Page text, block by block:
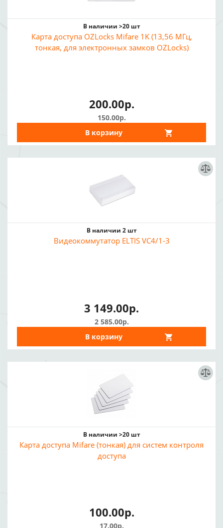
В наличии >20 шт
Карта доступа OZLocks Mifare 1K (13,56 МГц,
тонкая, для электронных замков OZLocks)
200.00р.
150.00р.
В корзину
В наличии 2 шт
Видеокоммутатор ELTIS VC4/1-3
3 149.00р.
2 585.00р.
В корзину
В наличии >20 шт
Карта доступа Mifare (тонкая) для систем контроля
доступа
100.00р.
17.00р.